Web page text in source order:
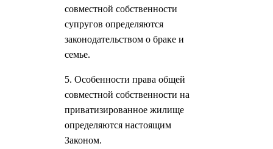
совместной собственности
супругов определяются
законодательством о браке и
семье.
5. Особенности права общей
совместной собственности на
приватизированное жилище
определяются настоящим
Законом.